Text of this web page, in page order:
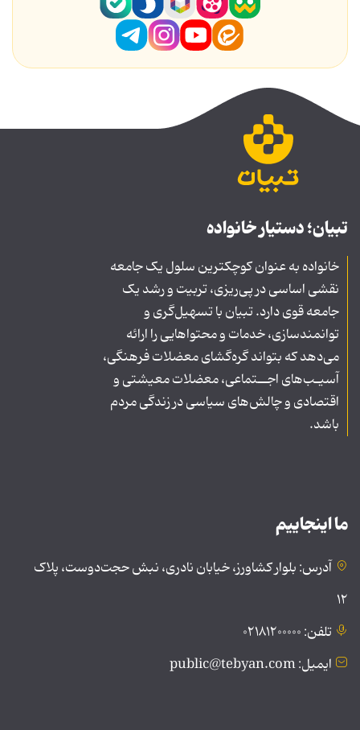
تبیان؛ دستیار خانواده
خانواده به عنوان کوچکترین سلول یک جامعه
نقشی اساسی در پی‌ریزی، تربیت و رشد یک
جامعه قوی دارد. تبیان با تسهیل‌گری و
توانمندسازی، خدمات و محتواهایی را ارائه
می‌دهد که بتواند گره‌گشای معضلات فرهنگی،
آسیـب‌های اجــتماعی، معضلات معیشتی و
اقتصادی و چالش‌های سیاسی در زندگی مردم
باشد.
ما اینجاییم
آدرس: بلوار کشاورز، خیابان نادری، نبش حجت‌دوست، پلاک
۱۲
تلفن: ۰۲۱۸۱۲۰۰۰۰۰
ایمیل: public@tebyan.com